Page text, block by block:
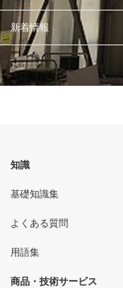
新着情報
知識
基礎知識集
よくある質問
用語集
商品・技術サービス